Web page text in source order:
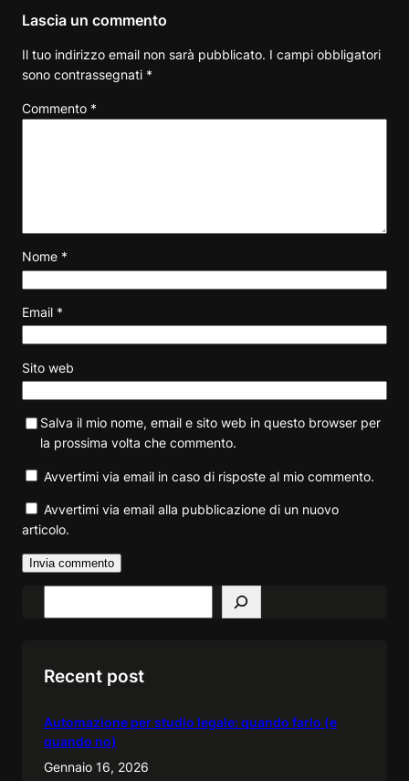
Lascia un commento
Il tuo indirizzo email non sarà pubblicato. I campi obbligatori
sono contrassegnati *
Commento *
Nome *
Email *
Sito web
Salva il mio nome, email e sito web in questo browser per
la prossima volta che commento.
Avvertimi via email in caso di risposte al mio commento.
Avvertimi via email alla pubblicazione di un nuovo
articolo.
e
c
Recent post
Automazione per studio legale: quando farlo (e
quando no)
Gennaio 16, 2026